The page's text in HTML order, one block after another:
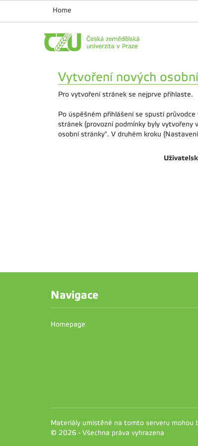
Home
Vytvoření nových
Pro vytvoření stránek se nejprve přihlaste.
Po úspěšném přihlášení se spustí
stránek (provozní podmínky byly
osobní stránky". V druhém kroku
Navigace
Homepage
Materiály umístěné na tomto serveru mohou
© 2026 - Všechna práva vyhrazena